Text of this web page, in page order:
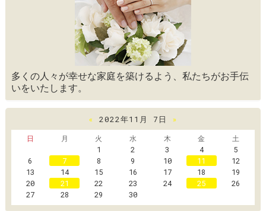
多くの人々が幸せな家庭を築けるよう、私たちがお手伝
いをいたします。
« 2022年11月 7日
»
日
月 火 水 木 金
土
1
2 3 4
5
6
7 8 9 10 11
12
13
14 15 16 17 18
19
20
21 22 23 24 25
26
27
28 29 30